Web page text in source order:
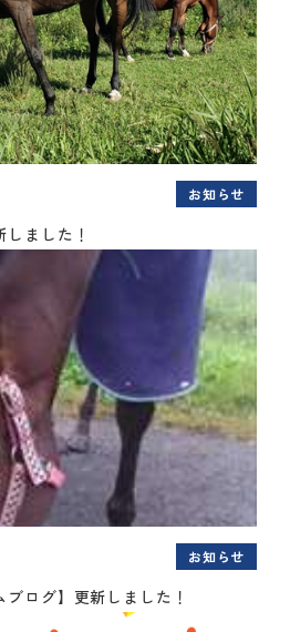
お知らせ
しました！
お知らせ
ブログ】更新しました！